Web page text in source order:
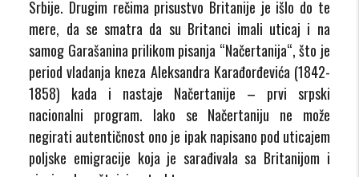
Srbije. Drugim rečima prisustvo Britanije je išlo do te
mere, da se smatra da su Britanci imali uticaj i na
samog Garašanina prilikom pisanja “Načertanija“, što je
period vladanja kneza Aleksandra Karađorđevića (1842-
1858) kada i nastaje Načertanije – prvi srpski
nacionalni program. Iako se Načertaniju ne može
negirati autentičnost ono je ipak napisano pod uticajem
poljske emigracije koja je sarađivala sa Britanijom i